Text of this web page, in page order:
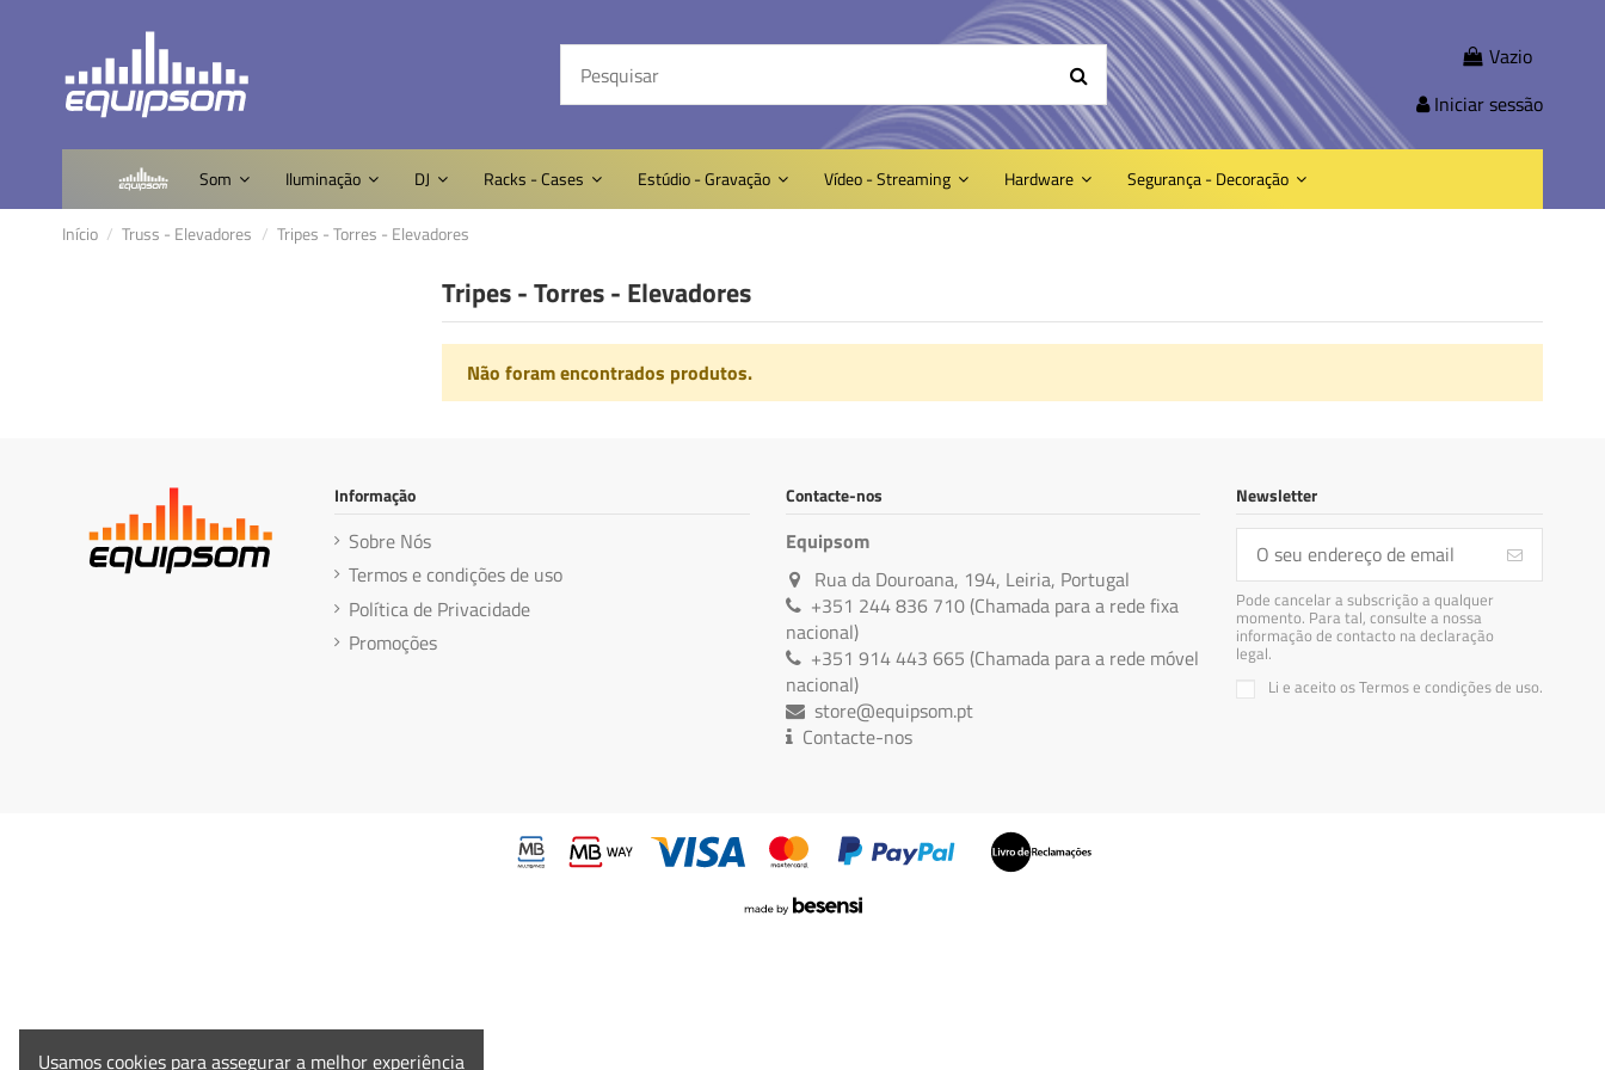
Vazio
Iniciar sessão
Som Iluminação DJ Racks - Cases Estúdio - Gravação Vídeo - Streaming Hardware Segurança - Decoração
Início Truss - Elevadores Tripes - Torres - Elevadores
Tripes - Torres - Elevadores
Não foram encontrados produtos.
Informação
Sobre Nós
Termos e condições de uso
Política de Privacidade
Promoções
Contacte-nos
Equipsom
Rua da Douroana, 194, Leiria, Portugal
+351 244 836 710 (Chamada para a rede fixa
nacional)
+351 914 443 665 (Chamada para a rede móvel
nacional)
store@equipsom.pt
Contacte-nos
Newsletter
Pode cancelar a subscrição a qualquer
momento. Para tal, consulte a nossa
informação de contacto na declaração
legal.
Li e aceito os Termos e condições de uso.
Usamos cookies para assegurar a melhor experiência